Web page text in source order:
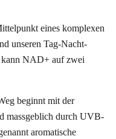
eines komplexen
unseren Tag-Nacht-
kann NAD+ auf zwei
beginnt mit der
massgeblich durch UVB-
aromatische